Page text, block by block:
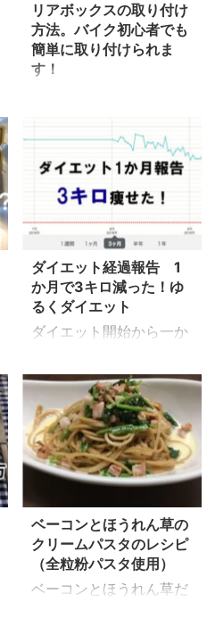
リアボックスの取り付け
方法。バイク初心者でも
簡単に取り付けられま
す！
入前に気になりますよ
ね。 どうやら安物のリア
ボックスを買ったけど説
明書がついてない！ そん
なこともあるようです。
雨具なども入り大変便
利なリアボックス。 原付
から大型バイクの方まで
ぜひ取り付けをおすすめ
します。 今回は私の使
取り付け方を、 写真をメ
インに紹介していきたい
と思います。 取り付け
は4か所ボルトで固定す
るだけ、工具もスパナと
六角レンチがあれば 1時
間もかからずにつけられ
るくらいで全く難しく ...
ダイエット経過報告 1
か月で3キロ減った！ゆ
るくダイエット
ダイエット開始から一か
功です！ 89kgから86kg
まで減りました。 40歳
になった私がこれから次
第に体型を変える事。 昔
のようにとは言わずとも
運動ができるようになる
のが目標です。 厳しい
食事制限はしない お酒も
飲む ストイックに運動を
しない この3つを守りつ
つ、月に2~3キロ落とし
ベーコンとほうれん草の
クリームパスタのレシピ
（全粒粉パスタ使用）
ベーコンとほうれん草だ